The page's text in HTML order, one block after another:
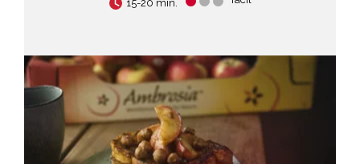
15-20 min.